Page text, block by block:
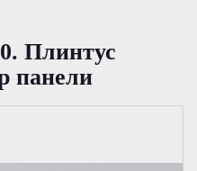
Плинтус
панели